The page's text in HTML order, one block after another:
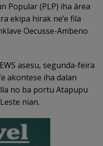
Popular (PLP) iha área
ekipa hirak ne’e fila
Oecusse-Ambeno
asesu, segunda-feira
akontese iha dalan
no ba portu Atapupu
nian.